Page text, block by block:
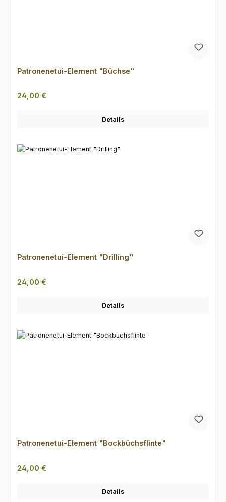
Patronenetui-Element "Büchse"
Regulärer Preis:
24,00 €
Details
Patronenetui-Element "Drilling"
Regulärer Preis:
24,00 €
Details
Patronenetui-Element "Bockbüchsflinte"
Regulärer Preis:
24,00 €
Details